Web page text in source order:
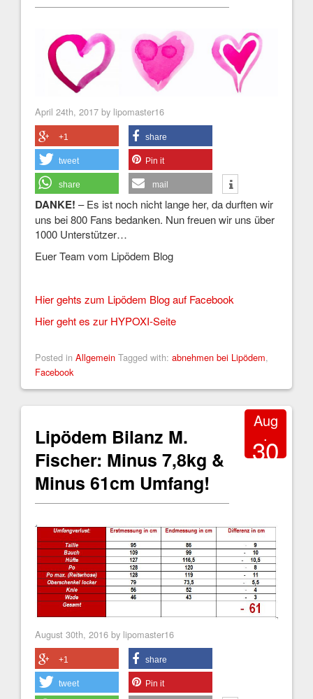
April 24th, 2017 by lipomaster16
+1 share
tweet Pin it
share mail
DANKE! – Es ist noch nicht lange her, da durften wir
uns bei 800 Fans bedanken. Nun freuen wir uns über
1000 Unterstützer…
Euer Team vom Lipödem Blog
Hier gehts zum Lipödem Blog auf Facebook
Hier geht es zur HYPOXI-Seite
Posted in Allgemein Tagged with: abnehmen bei Lipödem,
Facebook
Lipödem Bilanz M.
Fischer: Minus 7,8kg &
Minus 61cm Umfang!
Aug
.
30
August 30th, 2016 by lipomaster16
+1 share
tweet Pin it